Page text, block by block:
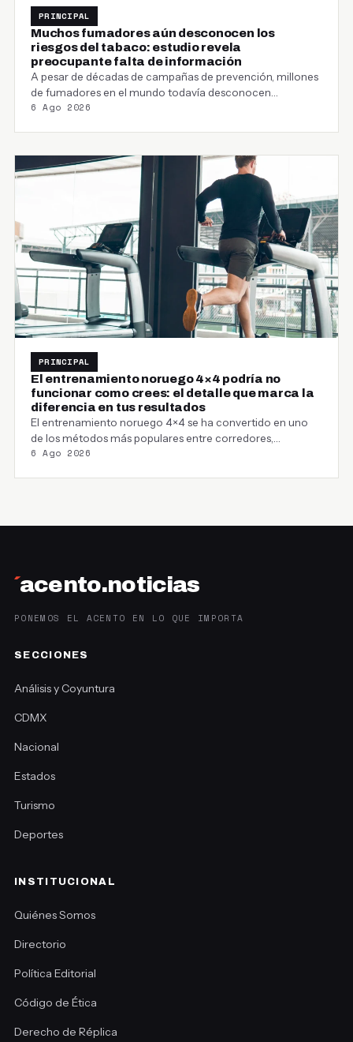
PRINCIPAL
Muchos fumadores aún desconocen los
riesgos del tabaco: estudio revela
preocupante falta de información
A pesar de décadas de campañas de prevención, millones
de fumadores en el mundo todavía desconocen…
6 Ago 2026
PRINCIPAL
El entrenamiento noruego 4×4 podría no
funcionar como crees: el detalle que marca la
diferencia en tus resultados
El entrenamiento noruego 4×4 se ha convertido en uno
de los métodos más populares entre corredores,…
6 Ago 2026
´acento.noticias
PONEMOS EL ACENTO EN LO QUE IMPORTA
SECCIONES
Análisis y Coyuntura
CDMX
Nacional
Estados
Turismo
Deportes
INSTITUCIONAL
Quiénes Somos
Directorio
Política Editorial
Código de Ética
Derecho de Réplica